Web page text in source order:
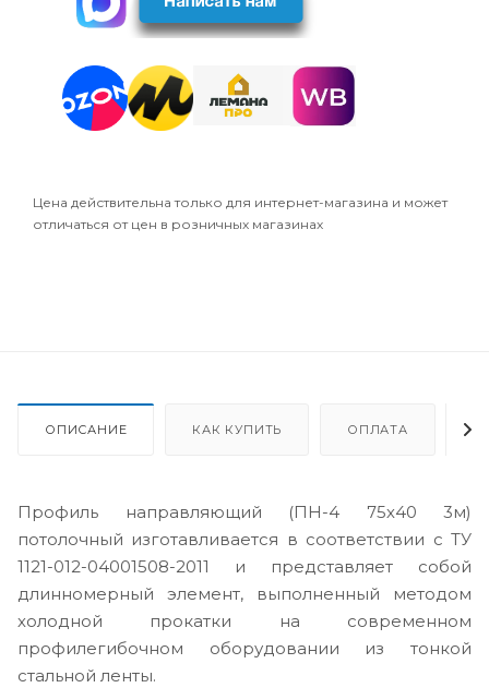
Цена действительна только для интернет-магазина и может
отличаться от цен в розничных магазинах
ОПИСАНИЕ КАК КУПИТЬ ОПЛАТА
Профиль направляющий (ПН-4 75х40 3м)
потолочный изготавливается в соответствии с ТУ
1121-012-04001508-2011 и представляет собой
длинномерный элемент, выполненный методом
холодной прокатки на современном
профилегибочном оборудовании из тонкой
стальной ленты.